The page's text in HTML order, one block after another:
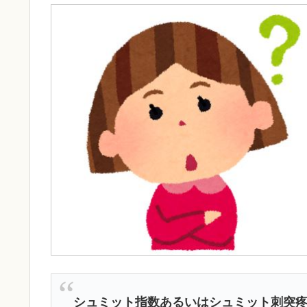
シュミット指数あるいはシュミット刺突